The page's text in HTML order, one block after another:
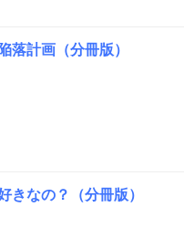
落計画（分冊版）
きなの？（分冊版）